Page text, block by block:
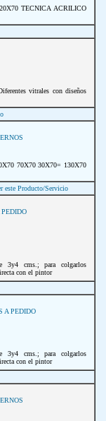
TECNICA ACRILICO
vitrales con diseños
70X70 30X70= 130X70
este Producto/Servicio
3y4 cms.; para colgarlos
con el pintor
A PEDIDO
3y4 cms.; para colgarlos
con el pintor